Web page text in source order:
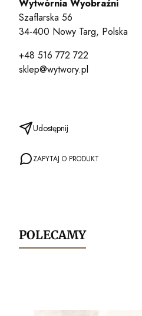
Wytwórnia Wyobraźni
Szaflarska 56
34-400 Nowy Targ, Polska
+48 516 772 722
sklep@wytwory.pl
Udostępnij
ZAPYTAJ O PRODUKT
POLECAMY